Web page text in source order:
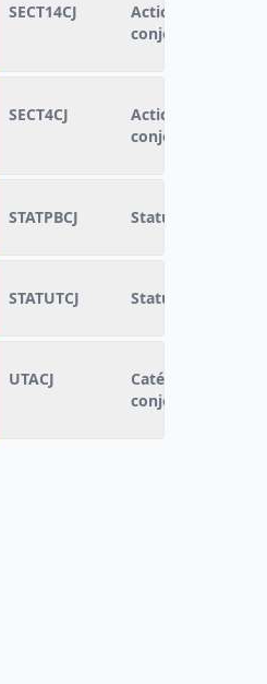
SECT14CJ
Acticité
conjoint (14
SECT4CJ
Acticité
conjoint (4
STATPBCJ Statut (détaillé
STATUTCJ Statut détaillé du
UTACJ
Catégorie
conjoint